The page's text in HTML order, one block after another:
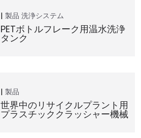
製品 洗浄システム
PETボトルフレーク用温水洗浄
タンク
製品
世界中のリサイクルプラント用
プラスチッククラッシャー機械